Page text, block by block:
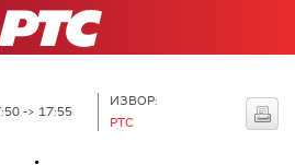
РТС
-> 17:55
ИЗВОР:
РТС